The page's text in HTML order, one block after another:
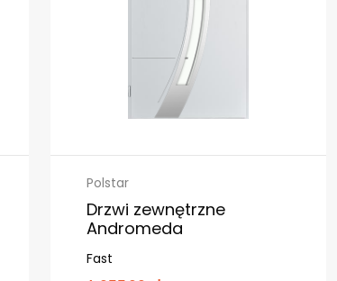
Polstar
Drzwi zewnętrzne
Andromeda
Fast